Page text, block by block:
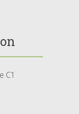
C1